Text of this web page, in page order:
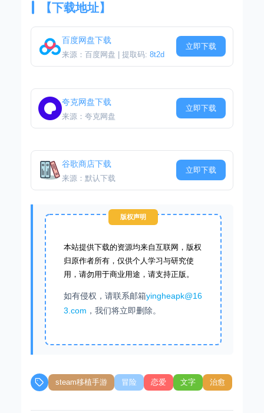
【下载地址】
百度网盘下载
来源：百度网盘 | 提取码: 8t2d
立即下载
夸克网盘下载
来源：夸克网盘
立即下载
谷歌商店下载
来源：默认下载
立即下载
版权声明
本站提供下载的资源均来自互联网，版权
归原作者所有，仅供个人学习与研究使
用，请勿用于商业用途，请支持正版。
如有侵权，请联系邮箱yingheapk@16
3.com ，我们将立即删除。
steam移植手游 冒险 恋爱 文字 治愈